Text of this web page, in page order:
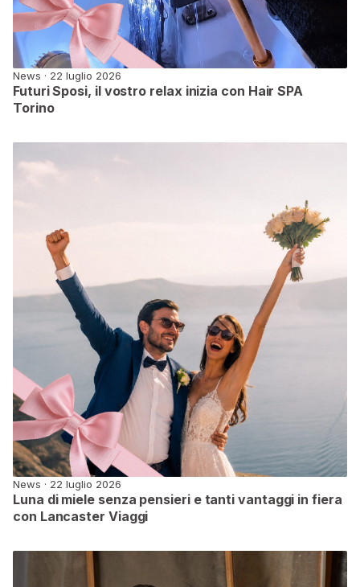
News · 22 luglio 2026
Futuri Sposi, il vostro relax inizia con Hair SPA
Torino
News · 22 luglio 2026
Luna di miele senza pensieri e tanti vantaggi in fiera
con Lancaster Viaggi